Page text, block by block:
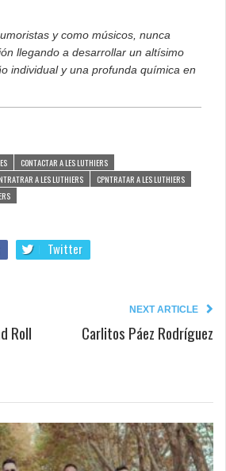
y como músicos, nunca
llegando a desarrollar un altísimo
individual y una profunda química en
CONTACTAR A LES LUTHIERS
A LES LUTHIERS
CPNTRATAR A LES LUTHIERS
Twitter
Roll
NEXT ARTICLE
Carlitos Páez Rodríguez